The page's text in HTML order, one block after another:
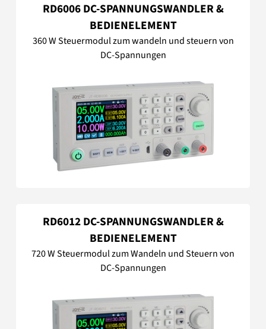
RD6006 DC-SPANNUNGSWANDLER &
BEDIENELEMENT
360 W Steuermodul zum wandeln und steuern von
DC-Spannungen
RD6012 DC-SPANNUNGSWANDLER &
BEDIENELEMENT
720 W Steuermodul zum Wandeln und Steuern von
DC-Spannungen